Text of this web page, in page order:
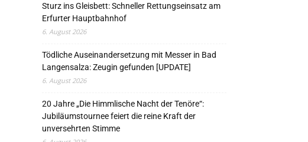
Sturz ins Gleisbett: Schneller Rettungseinsatz am
Erfurter Hauptbahnhof
6. August 2026
Tödliche Auseinandersetzung mit Messer in Bad
Langensalza: Zeugin gefunden [UPDATE]
6. August 2026
20 Jahre „Die Himmlische Nacht der Tenöre“:
Jubiläumstournee feiert die reine Kraft der
unversehrten Stimme